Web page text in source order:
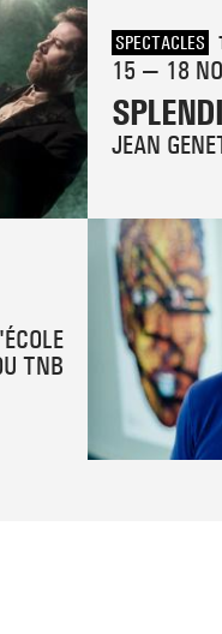
SPECTACLES
15 — 18
JEAN
TNB